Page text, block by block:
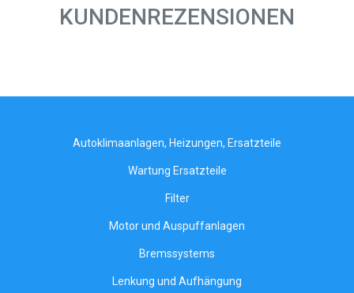
KUNDENREZENSIONEN
Autoklimaanlagen, Heizungen, Ersatzteile
Wartung Ersatzteile
Filter
Motor und Auspuffanlagen
Bremssystems
Lenkung und Aufhängung